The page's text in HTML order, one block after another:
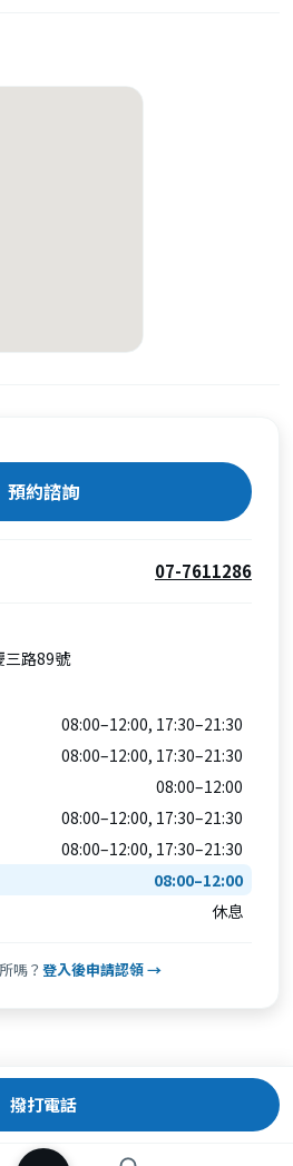
預約諮詢
07-7611286
三路89號
08:00–12:00, 17:30–21:30
08:00–12:00, 17:30–21:30
08:00–12:00
08:00–12:00, 17:30–21:30
08:00–12:00, 17:30–21:30
08:00–12:00
休息
嗎？ 登入後申請認領 →
撥打電話